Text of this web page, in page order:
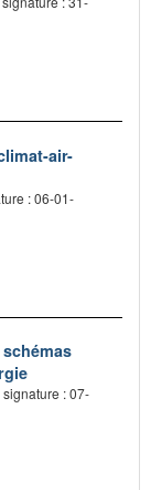
air-
: 06-01-
signature : 07-